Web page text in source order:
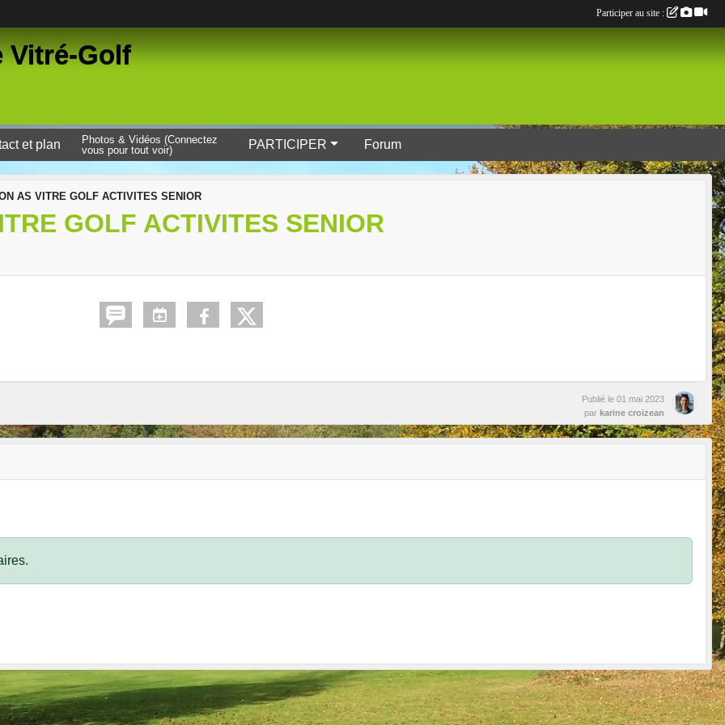
Vitré-Golf
et plan
Photos & Vidéos (Connectez
vous pour tout voir)
PARTICIPER Forum
AS VITRE GOLF ACTIVITES SENIOR
GOLF ACTIVITES SENIOR
Publié le 01 mai 2023
par karine croizean
Participer au site :